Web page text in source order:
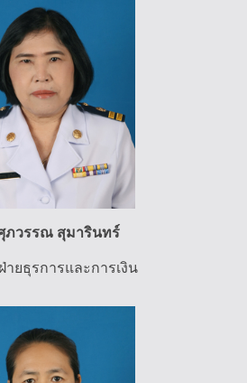
ภวรรณ สุมารินทร์
ยธุรการและการเงิน